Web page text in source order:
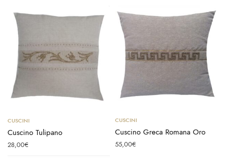
Aggiungi al carrello
CUSCINI
Cuscino Tulipano
28,00€
Aggiungi al carrello
CUSCINI
Cuscino Greca Romana Oro
55,00€